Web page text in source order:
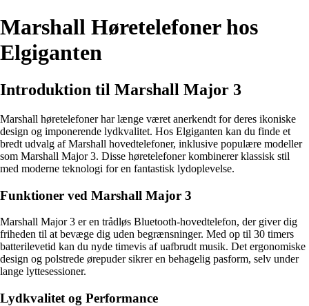
Marshall Høretelefoner hos
Elgiganten
Introduktion til Marshall Major 3
Marshall høretelefoner har længe været anerkendt for deres ikoniske
design og imponerende lydkvalitet. Hos Elgiganten kan du finde et
bredt udvalg af Marshall hovedtelefoner, inklusive populære modeller
som Marshall Major 3. Disse høretelefoner kombinerer klassisk stil
med moderne teknologi for en fantastisk lydoplevelse.
Funktioner ved Marshall Major 3
Marshall Major 3 er en trådløs Bluetooth-hovedtelefon, der giver dig
friheden til at bevæge dig uden begrænsninger. Med op til 30 timers
batterilevetid kan du nyde timevis af uafbrudt musik. Det ergonomiske
design og polstrede ørepuder sikrer en behagelig pasform, selv under
lange lyttesessioner.
Lydkvalitet og Performance